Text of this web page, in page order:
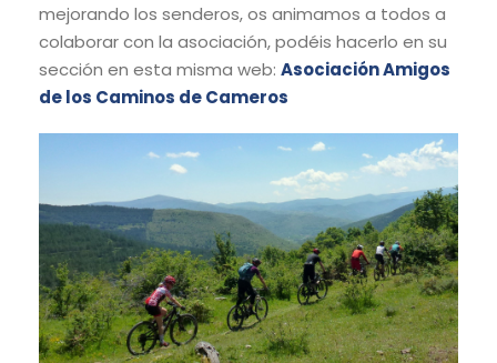
mejorando los senderos, os animamos a todos a
colaborar con la asociación, podéis hacerlo en su
sección en esta misma web: Asociación Amigos
de los Caminos de Cameros